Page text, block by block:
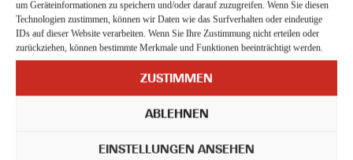
um Geräteinformationen zu speichern und/oder darauf zuzugreifen. Wenn Sie diesen
Technologien zustimmen, können wir Daten wie das Surfverhalten oder eindeutige
IDs auf dieser Website verarbeiten. Wenn Sie Ihre Zustimmung nicht erteilen oder
zurückziehen, können bestimmte Merkmale und Funktionen beeinträchtigt werden.
ZUSTIMMEN
ABLEHNEN
EINSTELLUNGEN ANSEHEN
Ihr entspannter Umzug mit KOCH